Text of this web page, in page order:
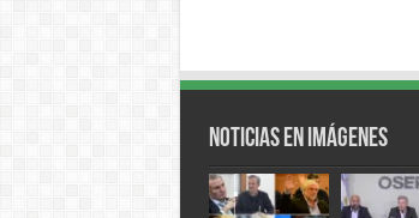
Noticias en Imágenes